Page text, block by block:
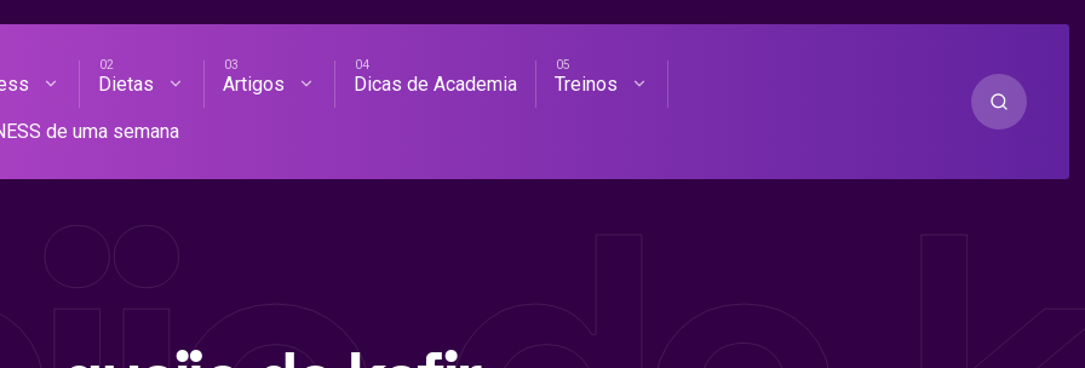
DE ACADEMIA
Dietas Artigos Dicas de Academia Treinos
de uma semana